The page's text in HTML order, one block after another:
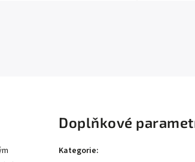
Doplňkové
Kategorie: